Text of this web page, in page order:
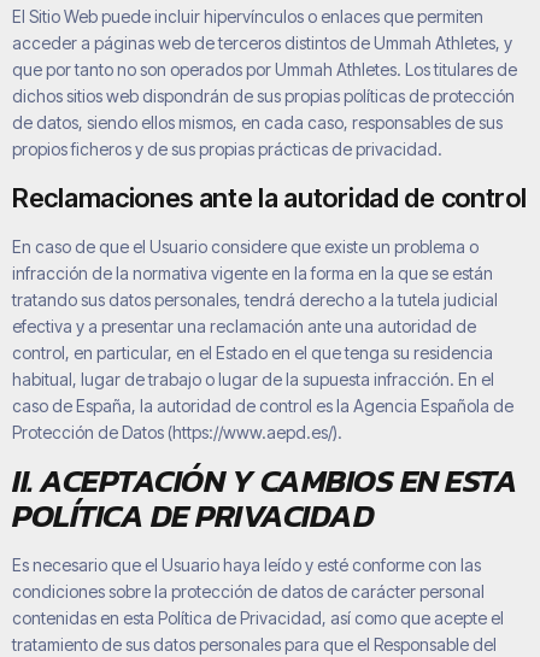
El Sitio Web puede incluir hipervínculos o enlaces que permiten
acceder a páginas web de terceros distintos deUmmah Athletes, y
que por tanto no son operados porUmmah Athletes. Los titulares de
dichos sitios web dispondrán de sus propias políticas de protección
de datos, siendo ellos mismos, en cada caso, responsables de sus
propios ficheros y de sus propias prácticas de privacidad.
Reclamaciones ante la autoridad de control
En caso de que el Usuario considere que existe un problema o
infracción de la normativa vigente en la forma en la que se están
tratando sus datos personales, tendrá derecho a la tutela judicial
efectiva y a presentar una reclamación ante una autoridad de
control, en particular, en el Estado en el que tenga su residencia
habitual, lugar de trabajo o lugar de la supuesta infracción. En el
caso de España, la autoridad de control es la Agencia Española de
Protección de Datos (https://www.aepd.es/).
II. ACEPTACIÓN Y CAMBIOS EN ESTA
POLÍTICA DE PRIVACIDAD
Es necesario que el Usuario haya leído y esté conforme con las
condiciones sobre la protección de datos de carácter personal
contenidas en esta Política de Privacidad, así como que acepte el
tratamiento de sus datos personales para que el Responsable del